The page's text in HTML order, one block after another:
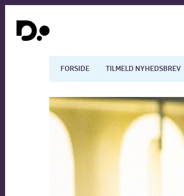
FORSIDE TILMELD NYHEDSBREV
Dansk økonomi
Arbejdsmarkedet